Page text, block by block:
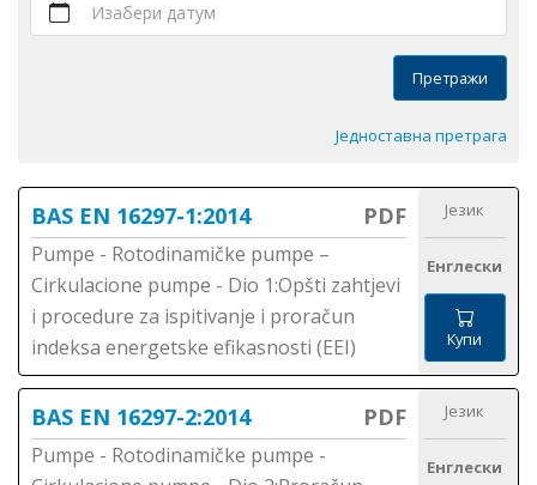
Изабери датум
Претражи
Једноставна претрага
BAS EN 16297-1:2014 PDF
Pumpe - Rotodinamičke pumpe –
Cirkulacione pumpe - Dio 1:Opšti zahtjevi
i procedure za ispitivanje i proračun
indeksa energetske efikasnosti (EEI)
Језик
Енглески
Купи
BAS EN 16297-2:2014 PDF
Pumpe - Rotodinamičke pumpe -
Језик
Енглески